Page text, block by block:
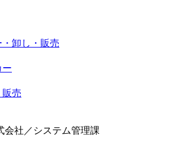
卸し・販売
ー
売
会社／システム管理課